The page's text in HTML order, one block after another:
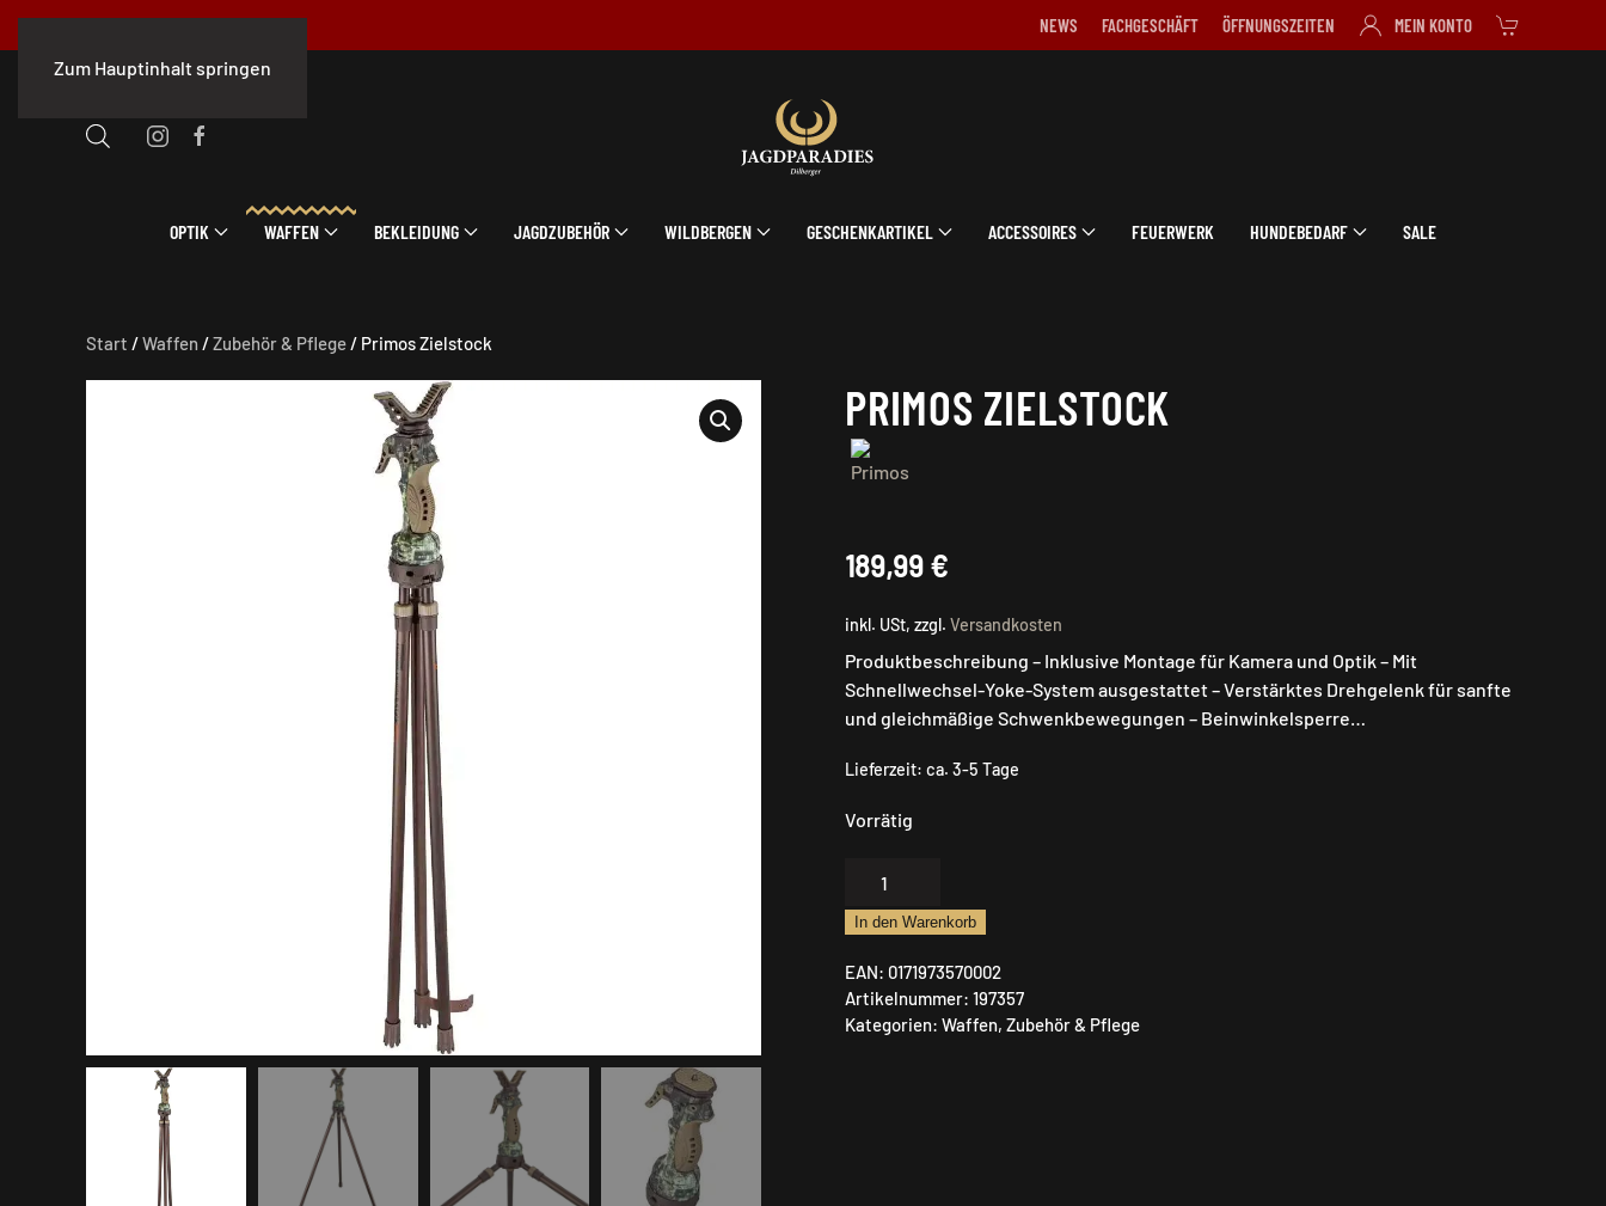
Zum Hauptinhalt springen
NEWS FACHGESCHÄFT ÖFFNUNGSZEITEN MEIN KONTO
OPTIK WAFFEN BEKLEIDUNG JAGDZUBEHÖR WILDBERGEN GESCHENKARTIKEL ACCESSOIRES FEUERWERK HUNDEBEDARF SALE
Start /Waffen /Zubehör & Pflege/ Primos Zielstock
PRIMOS ZIELSTOCK
189,99 €
inkl. USt, zzgl. Versandkosten
Produktbeschreibung – Inklusive Montage für Kamera und Optik – Mit
Schnellwechsel-Yoke-System ausgestattet – Verstärktes Drehgelenk für sanfte
und gleichmäßige Schwenkbewegungen – Beinwinkelsperre…
Lieferzeit: ca. 3-5 Tage
Vorrätig
Menge
In den Warenkorb
EAN: 0171973570002
Artikelnummer: 197357
Kategorien: Waffen, Zubehör & Pflege